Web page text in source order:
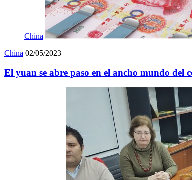
China
China 02/05/2023
El yuan se abre paso en el ancho mundo del